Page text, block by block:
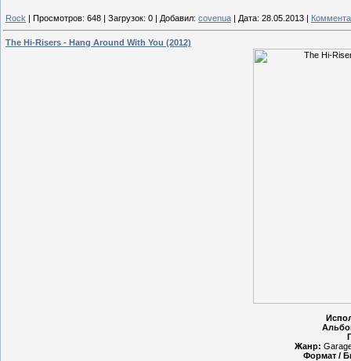
Rock Просмотров: 648 Загрузок: 0 Добавил: covenua Дата: 28.05.2013
The Hi-Risers - Hang Around With You (2012)
Жанр:
Формат /